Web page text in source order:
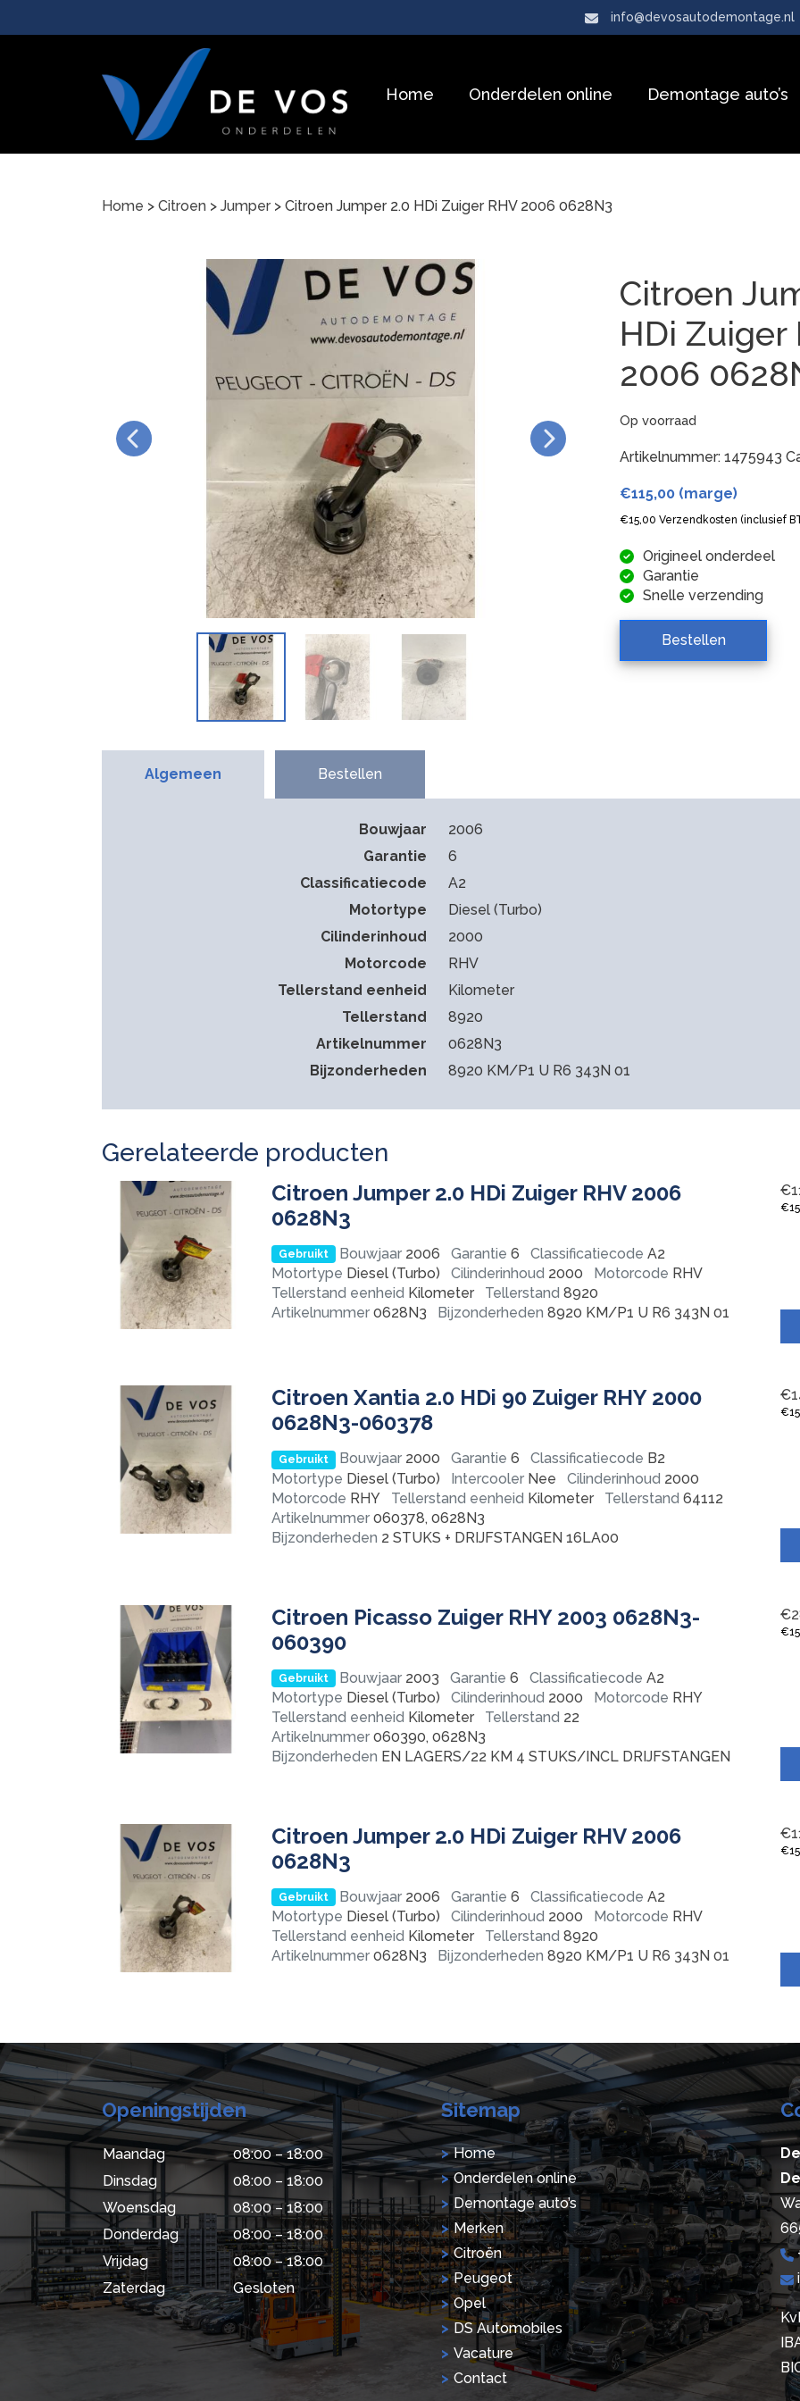
info@devosautodemontage.nl
Home Onderdelen online Demontage auto’s
Home > Citroen > Jumper > Citroen Jumper 2.0 HDi Zuiger RHV 2006 0628N3
Citroen
HDi Zuiger
2006
Op voorraad
Artikelnummer:1475943
€115,00 (marge)
€15,00 Verzendkosten (inclusief
Origineel onderdeel
Garantie
Snelle verzending
Bestellen
Algemeen Bestellen
Bouwjaar
2006
Garantie
6
Classificatiecode
A2
Motortype
Diesel (Turbo)
Cilinderinhoud
2000
Motorcode
RHV
Tellerstand eenheid
Kilometer
Tellerstand
8920
Artikelnummer
0628N3
Bijzonderheden
8920 KM/P1 U R6 343N 01
Gerelateerde producten
Citroen Jumper 2.0 HDi Zuiger RHV 2006
0628N3
Gebruikt Bouwjaar2006 Garantie 6 Classificatiecode A2
Motortype Diesel (Turbo) Cilinderinhoud 2000 Motorcode RHV
Tellerstand eenheid Kilometer Tellerstand 8920
Artikelnummer 0628N3 Bijzonderheden 8920 KM/P1 U R6 343N 01
€
€
Citroen Xantia 2.0 HDi 90 Zuiger RHY 2000
0628N3-060378
Gebruikt Bouwjaar2000 Garantie 6 Classificatiecode B2
Motortype Diesel (Turbo) Intercooler Nee Cilinderinhoud 2000
Motorcode RHY Tellerstand eenheid Kilometer Tellerstand 64112
Artikelnummer 060378, 0628N3
Bijzonderheden 2 STUKS + DRIJFSTANGEN 16LA00
€
€
Citroen Picasso Zuiger RHY 2003 0628N3-
060390
Gebruikt Bouwjaar2003 Garantie 6 Classificatiecode A2
Motortype Diesel (Turbo) Cilinderinhoud 2000 Motorcode RHY
Tellerstand eenheid Kilometer Tellerstand 22
Artikelnummer 060390, 0628N3
Bijzonderheden EN LAGERS/22 KM 4 STUKS/INCL DRIJFSTANGEN
€
€
Citroen Jumper 2.0 HDi Zuiger RHV 2006
0628N3
Gebruikt Bouwjaar2006 Garantie 6 Classificatiecode A2
Motortype Diesel (Turbo) Cilinderinhoud 2000 Motorcode RHV
Tellerstand eenheid Kilometer Tellerstand 8920
Artikelnummer 0628N3 Bijzonderheden 8920 KM/P1 U R6 343N 01
€
€
Openingstijden
Maandag
08:00 – 18:00
Dinsdag
08:00 – 18:00
Woensdag
08:00 – 18:00
Donderdag
08:00 – 18:00
Vrijdag
08:00 – 18:00
Zaterdag
Gesloten
Sitemap
Home
Onderdelen online
Demontage auto’s
Merken
Citroën
Peugeot
Opel
DS Automobiles
Vacature
Contact